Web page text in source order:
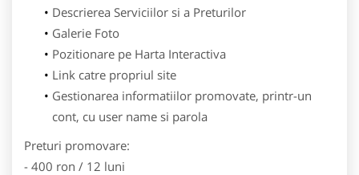
Descrierea Serviciilor si a Preturilor
Galerie Foto
Pozitionare pe Harta Interactiva
Link catre propriul site
Gestionarea informatiilor promovate, printr-un
cont, cu user name si parola
Preturi promovare:
- 400 ron / 12 luni